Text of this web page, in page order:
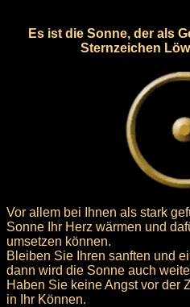
Es ist die Sonne, der als
Sternzeichen
Vor allem bei Ihnen als stark
Sonne Ihr Herz wärmen und
umsetzen können.
Bleiben Sie Ihren sanften und
dann wird die Sonne auch
Haben Sie keine Angst vor der
in Ihr Können.